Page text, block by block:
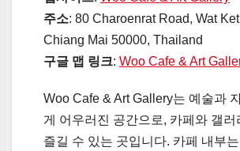
주소: 80 Charoenrat Road, Wat
Chiang Mai 50000, Thailand
구글 맵 링크: Woo Cafe & Art
Woo Cafe & Art Gallery는 예술과
게 어우러진 공간으로, 카페와 갤러
즐길 수 있는 곳입니다. 카페 내부